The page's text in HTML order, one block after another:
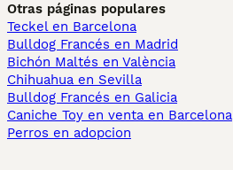
Otras páginas populares
Teckel en Barcelona
Bulldog Francés en Madrid
Bichón Maltés en València
Chihuahua en Sevilla
Bulldog Francés en Galicia
Caniche Toy en venta en Barcelona
Perros en adopcion